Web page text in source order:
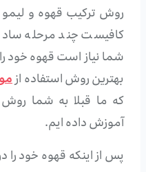
روش ترکیب قهوه و
کافیست چند مرحله ساده
شما نیاز است قهوه خود
بهترین روش استفاده از
که ما قبلا به شما روش
آموزش داده ایم.
پس از اینکه قهوه خود را